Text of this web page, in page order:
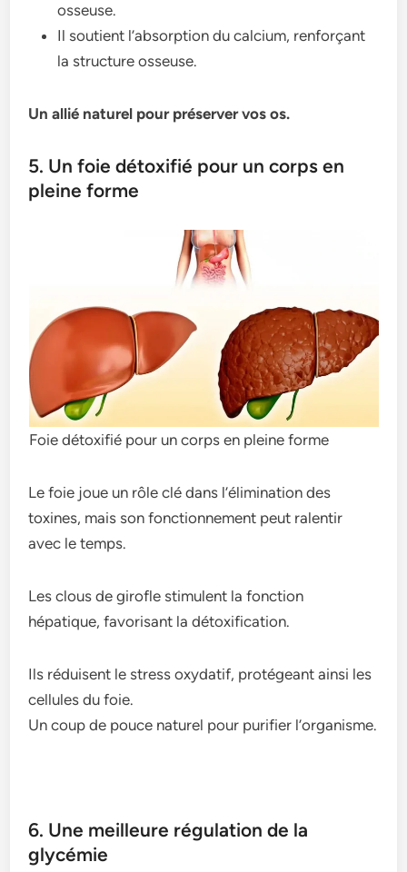
osseuse.
Il soutient l’absorption du calcium, renforçant
la structure osseuse.
Un allié naturel pour préserver vos os.
5. Un foie détoxifié pour un corps en
pleine forme
Foie détoxifié pour un corps en pleine forme
Le foie joue un rôle clé dans l’élimination des
toxines, mais son fonctionnement peut ralentir
avec le temps.
Les clous de girofle stimulent la fonction
hépatique, favorisant la détoxification.
Ils réduisent le stress oxydatif, protégeant ainsi les
cellules du foie.
Un coup de pouce naturel pour purifier l’organisme.
6. Une meilleure régulation de la
glycémie